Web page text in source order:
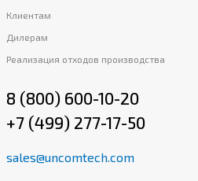
Клиентам
Дилерам
Реализация отходов производства
8 (800) 600-10-20
+7 (499) 277-17-50
sales@uncomtech.com